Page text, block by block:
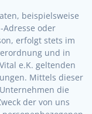
beispielsweise
Adresse oder
erfolgt stets im
und in
e.K. geltenden
Mittels dieser
die
der von uns